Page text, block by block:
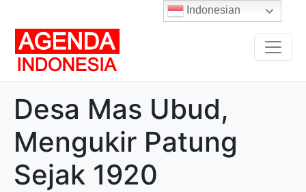
Desa Mas Ubud,
Mengukir Patung
Sejak 1920
Indonesian